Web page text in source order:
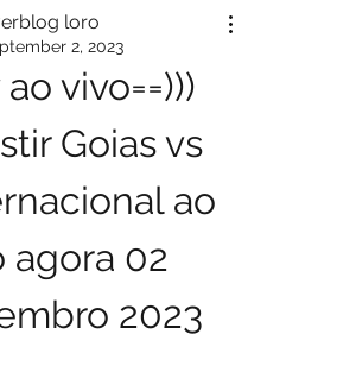
loro
2, 2023
vivo==)))
Goias vs
ao
agora 02
2023